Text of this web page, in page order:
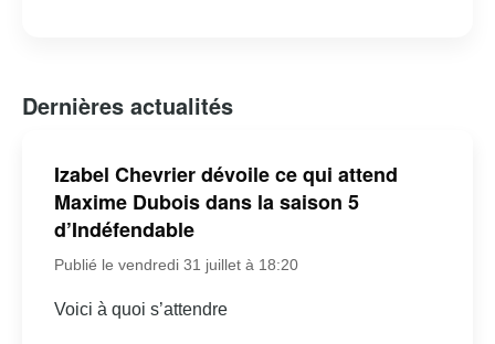
Dernières actualités
Izabel Chevrier dévoile ce qui attend
Maxime Dubois dans la saison 5
d’Indéfendable
Publié le vendredi 31 juillet à 18:20
Voici à quoi s’attendre